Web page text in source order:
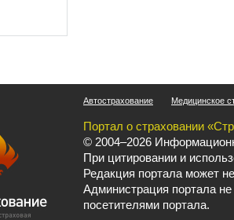
Автострахование Медицинское
Портал о страховании
© 2004–2026
При цитировании и
Редакция портала может
Администрация портала
посетителями портала.